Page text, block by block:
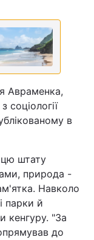
Авраменка,
соціології
в
штату
природа -
Навколо
парки й
кенгуру. "За
до